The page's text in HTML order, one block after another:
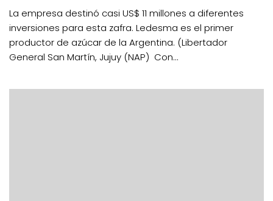
La empresa destinó casi US$ 11 millones a diferentes
inversiones para esta zafra. Ledesma es el primer
productor de azúcar de la Argentina. (Libertador
General San Martín, Jujuy (NAP) Con...